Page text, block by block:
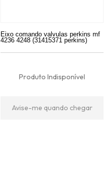
Eixo comando valvulas perkins mf
4236 4248 (31415371 perkins)
Produto Indisponível
Avise-me quando chegar